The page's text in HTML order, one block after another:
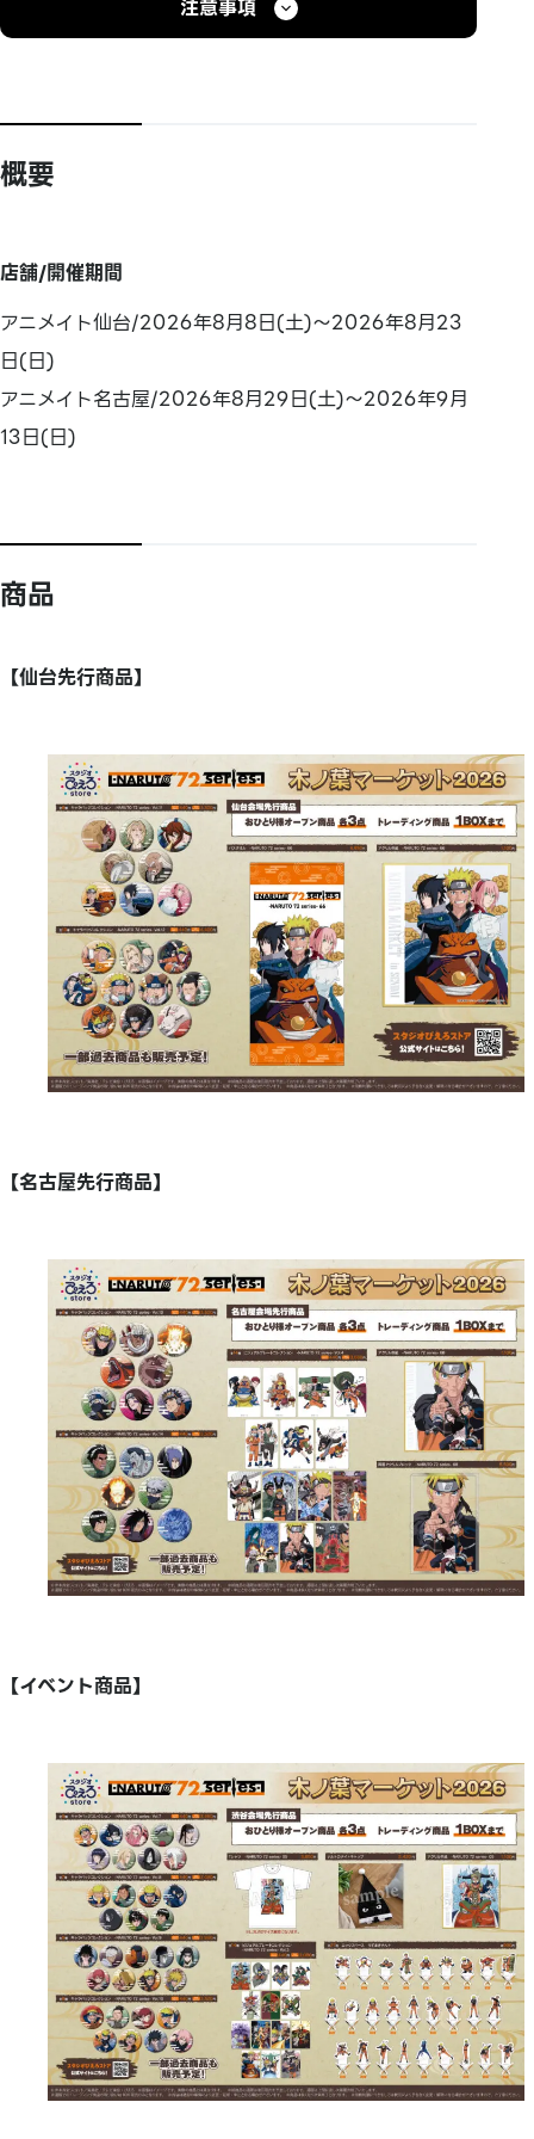
注意事項
概要
店舗/開催期間
アニメイト仙台/2026年8月8日(土)～2026年8月23
日(日)
アニメイト名古屋/2026年8月29日(土)～2026年9月
13日(日)
商品
【仙台先行商品】
【名古屋先行商品】
【イベント商品】